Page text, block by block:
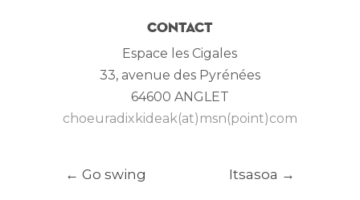
Contact
Espace les Cigales
33, avenue des Pyrénées
64600 ANGLET
choeuradixkideak(at)msn(point)com
← Go swing Itsasoa →